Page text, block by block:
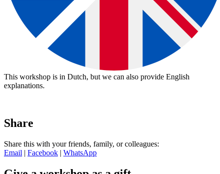
This workshop is in Dutch, but we can also provide English
explanations.
Share
Share this with your friends, family, or colleagues:
Email | Facebook | WhatsApp